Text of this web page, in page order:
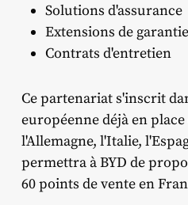
Solutions d'assurance
Extensions de garantie
Contrats d'entretien
Ce partenariat s'inscrit
européenne déjà en
l'Allemagne, l'Italie,
permettra à BYD de
60 points de vente en